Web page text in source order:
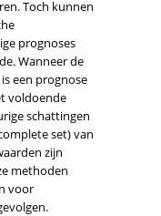
Toch kunnen
prognoses
Wanneer de
een prognose
voldoende
schattingen
set) van
zijn
methoden
voor